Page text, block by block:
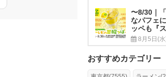
〜8/30｜
なパフェ
ッペも『
8月5日(
おすすめカテゴリー